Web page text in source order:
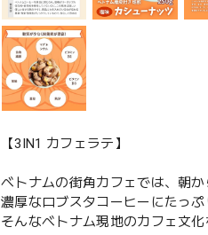
【3IN1 カフェラテ】
ベトナムの街角カフェでは、朝
濃厚なロブスタコーヒーにたっ
そんなベトナム現地のカフェ文